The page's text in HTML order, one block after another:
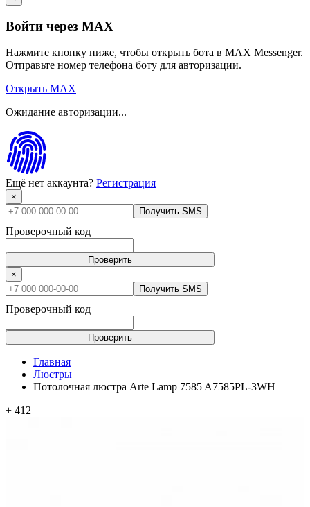
Войти через MAX
Нажмите кнопку ниже, чтобы открыть бота в MAX Messenger.
Отправьте номер телефона боту для авторизации.
Открыть MAX
Ожидание авторизации...
Ещё нет аккаунта? Регистрация
×
Получить SMS
Проверочный код
Проверить
×
Получить SMS
Проверочный код
Проверить
Главная
Люстры
Потолочная люстра Arte Lamp 7585 A7585PL-3WH
+ 412